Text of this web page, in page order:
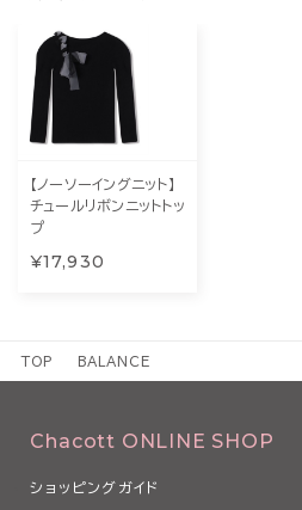
【ノーソーイングニット】
チュールリボンニットトッ
プ
¥17,930
TOP BALANCE
Chacott ONLINE SHOP
ショッピングガイド